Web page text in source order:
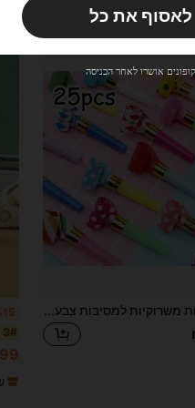
20 יחידות משרוקיות למסיבות צבעוניות, מפוחי מסיבות, משרוקיות ליום הולדת, מפוחי יום הולדת, משרוקיות למסיבה, חגיגות יום הולדת, אירועי פסטיבל, משרוקיות אנרגטיות, עיצוב כיפי, משרוקיות רב פעמיות
3# רבי מכר
קופון מוצר
מוגבל ל-₪270
מוגבל בזמן
קופון מוצר
מוגבל ל-₪539
מוגבל בזמן
לאסוף את כל
קופונים אושרו לאחר הכניסה